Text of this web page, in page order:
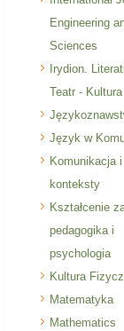
Engineering
Sciences
Irydion.
Teatr - Kultura
Język w
Komunikacja i
konteksty
Kształcenie
pedagogika i
psychologia
Kultura
Matematyka
Mathematics